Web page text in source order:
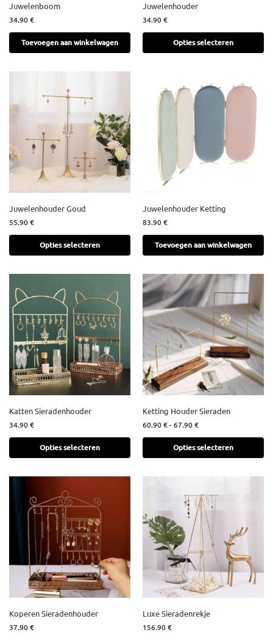
Juwelenboom
34.90€
Toevoegen aan winkelwagen
Juwelenhouder
34.90€
Opties selecteren
Juwelenhouder Goud
55.90€
Opties selecteren
Juwelenhouder Ketting
83.90€
Toevoegen aan winkelwagen
Katten Sieradenhouder
34.90€
Opties selecteren
Ketting Houder Sieraden
60.90€-67.90€
Opties selecteren
Koperen Sieradenhouder
37.90€
Luxe Sieradenrekje
156.90€